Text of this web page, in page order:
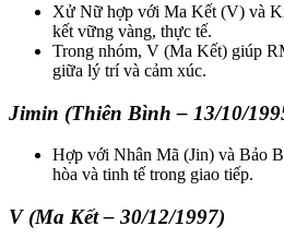
Xử Nữ hợp với Ma Kết (V) và
kết vững vàng, thực tế.
Trong nhóm, V (Ma Kết) giúp
giữa lý trí và cảm xúc.
Jimin (Thiên Bình – 13/10/
Hợp với Nhân Mã (Jin) và Bảo
hòa và tinh tế trong giao tiếp.
V (Ma Kết – 30/12/1997)